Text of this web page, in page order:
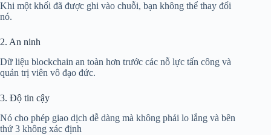
Khi một khối đã được ghi vào chuỗi, bạn không thể thay đổi
nó.
2. An ninh
Dữ liệu blockchain an toàn hơn trước các nỗ lực tấn công và
quản trị viên vô đạo đức.
3. Độ tin cậy
Nó cho phép giao dịch dễ dàng mà không phải lo lắng và bên
thứ 3 không xác định